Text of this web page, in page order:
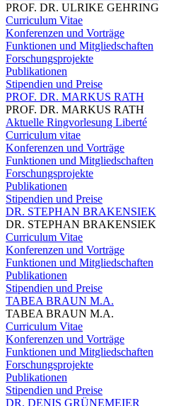
PROF. DR. ULRIKE GEHRING
Curriculum Vitae
Konferenzen und Vorträge
Funktionen und Mitgliedschaften
Forschungsprojekte
Publikationen
Stipendien und Preise
PROF. DR. MARKUS RATH
PROF. DR. MARKUS RATH
Aktuelle Ringvorlesung Liberté
Curriculum vitae
Konferenzen und Vorträge
Funktionen und Mitgliedschaften
Forschungsprojekte
Publikationen
Stipendien und Preise
DR. STEPHAN BRAKENSIEK
DR. STEPHAN BRAKENSIEK
Curriculum Vitae
Konferenzen und Vorträge
Funktionen und Mitgliedschaften
Publikationen
Stipendien und Preise
TABEA BRAUN M.A.
TABEA BRAUN M.A.
Curriculum Vitae
Konferenzen und Vorträge
Funktionen und Mitgliedschaften
Forschungsprojekte
Publikationen
Stipendien und Preise
DR. DENIS GRÜNEMEIER